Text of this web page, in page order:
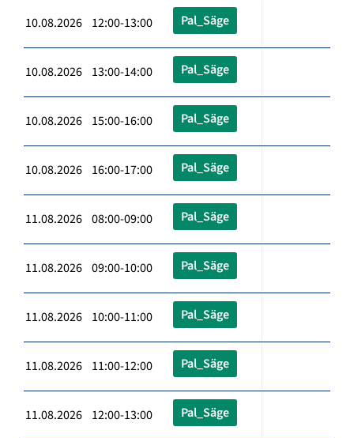
10.08.2026 12:00-13:00 Pal_Säge
10.08.2026 13:00-14:00 Pal_Säge
10.08.2026 15:00-16:00 Pal_Säge
10.08.2026 16:00-17:00 Pal_Säge
11.08.2026 08:00-09:00 Pal_Säge
11.08.2026 09:00-10:00 Pal_Säge
11.08.2026 10:00-11:00 Pal_Säge
11.08.2026 11:00-12:00 Pal_Säge
11.08.2026 12:00-13:00 Pal_Säge